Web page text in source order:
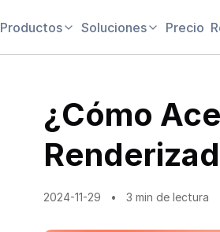
Productos Soluciones Precio
¿Cómo
2024-11-29 3 min de lectura